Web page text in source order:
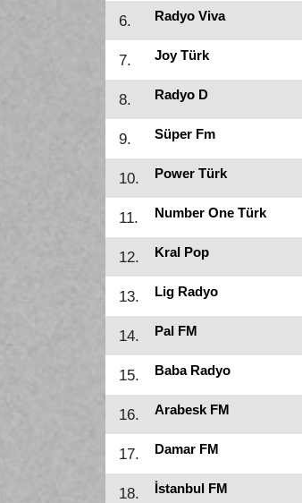
6. Radyo Viva
7. Joy Türk
8. Radyo D
9. Süper Fm
10. Power Türk
11. Number One Türk
12. Kral Pop
13. Lig Radyo
14. Pal FM
15. Baba Radyo
16. Arabesk FM
17. Damar FM
18. İstanbul FM